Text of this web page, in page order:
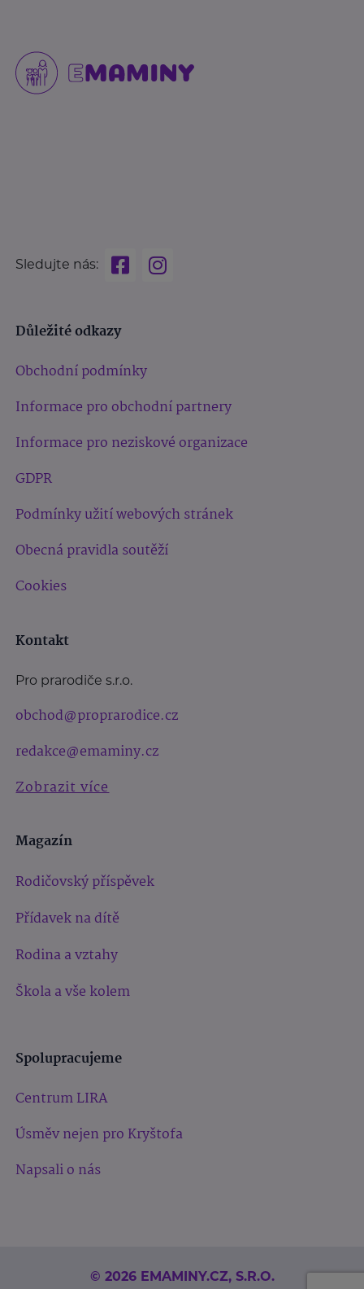
Sledujte nás:
Důležité odkazy
Obchodní podmínky
Informace pro obchodní partnery
Informace pro neziskové organizace
GDPR
Podmínky užití webových stránek
Obecná pravidla soutěží
Cookies
Kontakt
Pro prarodiče s.r.o.
obchod@proprarodice.cz
redakce@emaminy.cz
Zobrazit více
Magazín
Rodičovský příspěvek
Přídavek na dítě
Rodina a vztahy
Škola a vše kolem
Spolupracujeme
Centrum LIRA
Úsměv nejen pro Kryštofa
Napsali o nás
© 2026 EMAMINY.CZ, S.R.O.